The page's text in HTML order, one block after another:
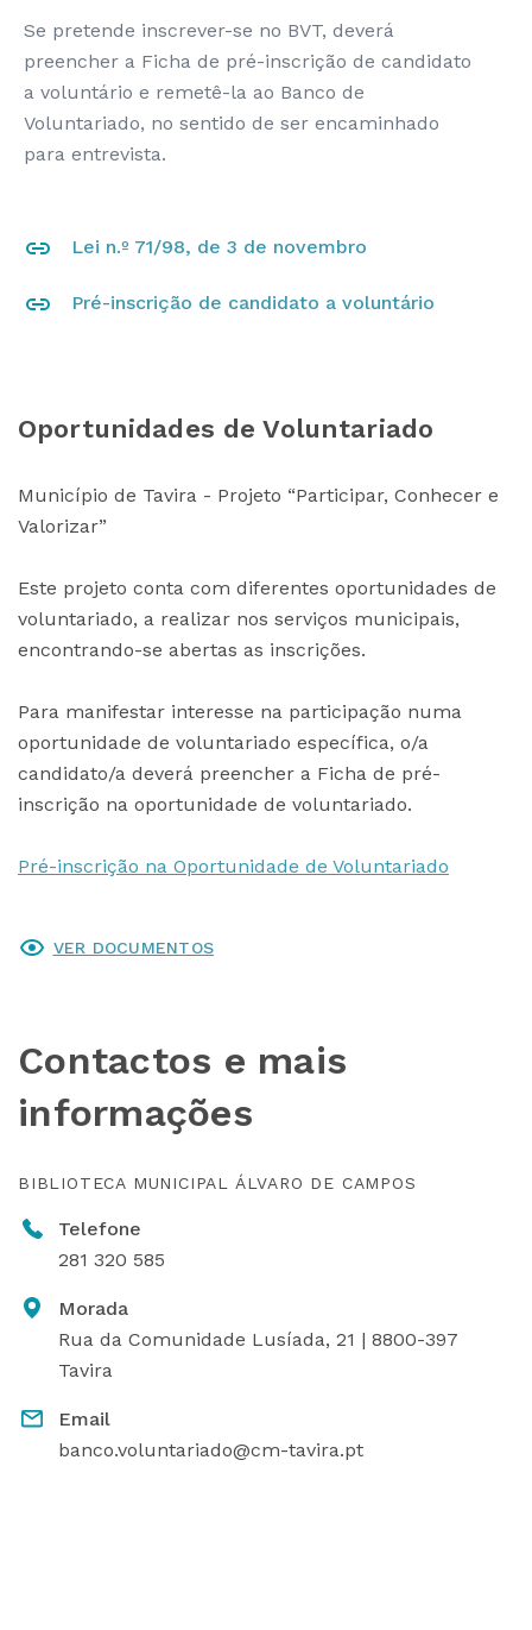
Se pretende inscrever-se no BVT, deverá
preencher a Ficha de pré-inscrição de candidato
a voluntário e remetê-la ao Banco de
Voluntariado, no sentido de ser encaminhado
para entrevista.
Lei n.º 71/98, de 3 de novembro
Pré-inscrição de candidato a voluntário
Oportunidades de Voluntariado
Município de Tavira - Projeto “Participar, Conhecer e
Valorizar”
Este projeto conta com diferentes oportunidades de
voluntariado, a realizar nos serviços municipais,
encontrando-se abertas as inscrições.
Para manifestar interesse na participação numa
oportunidade de voluntariado específica, o/a
candidato/a deverá preencher a Ficha de pré-
inscrição na oportunidade de voluntariado.
Pré-inscrição na Oportunidade de Voluntariado
VER DOCUMENTOS
Contactos e mais
informações
BIBLIOTECA MUNICIPAL ÁLVARO DE CAMPOS
Telefone
281 320 585
Morada
Rua da Comunidade Lusíada, 21 | 8800-397
Tavira
Email
banco.voluntariado@cm-tavira.pt